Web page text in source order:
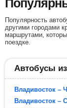
Популярность
другими городами
маршрутами,
поездке.
Автобусы
Владивосток –
Владивосток –